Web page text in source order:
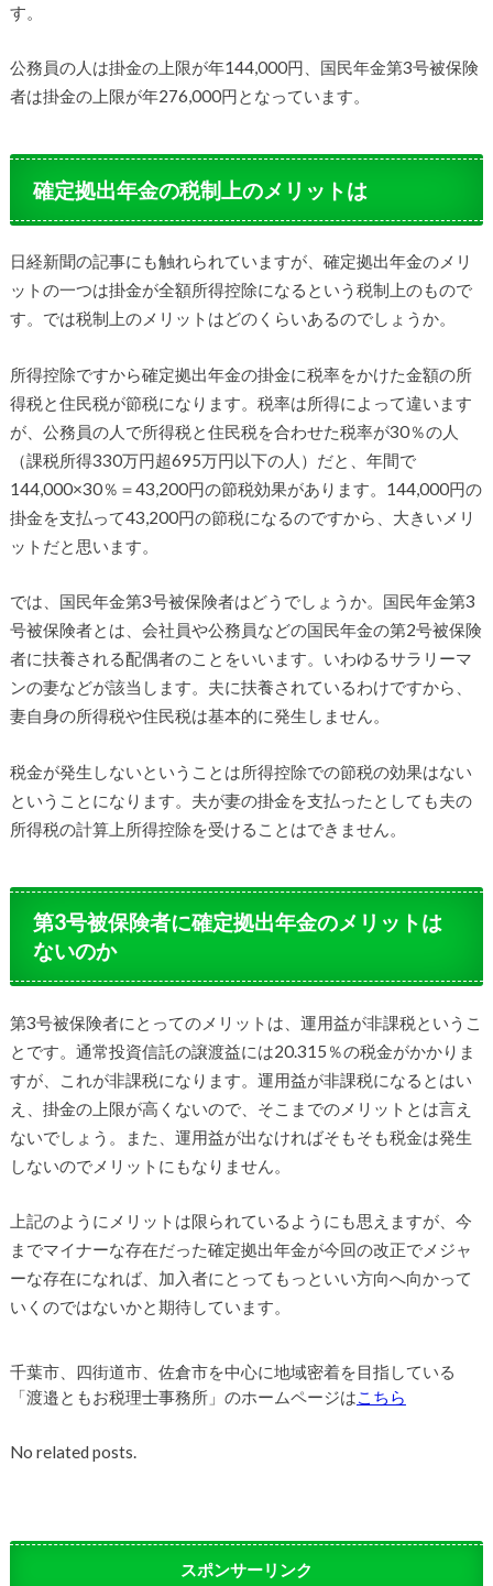
す。
公務員の人は掛金の上限が年144,000円、国民年金第3号被保険
者は掛金の上限が年276,000円となっています。
確定拠出年金の税制上のメリットは
日経新聞の記事にも触れられていますが、確定拠出年金のメリ
ットの一つは掛金が全額所得控除になるという税制上のもので
す。では税制上のメリットはどのくらいあるのでしょうか。
所得控除ですから確定拠出年金の掛金に税率をかけた金額の所
得税と住民税が節税になります。税率は所得によって違います
が、公務員の人で所得税と住民税を合わせた税率が30％の人
（課税所得330万円超695万円以下の人）だと、年間で
144,000×30％＝43,200円の節税効果があります。144,000円の
掛金を支払って43,200円の節税になるのですから、大きいメリ
ットだと思います。
では、国民年金第3号被保険者はどうでしょうか。国民年金第3
号被保険者とは、会社員や公務員などの国民年金の第2号被保険
者に扶養される配偶者のことをいいます。いわゆるサラリーマ
ンの妻などが該当します。夫に扶養されているわけですから、
妻自身の所得税や住民税は基本的に発生しません。
税金が発生しないということは所得控除での節税の効果はない
ということになります。夫が妻の掛金を支払ったとしても夫の
所得税の計算上所得控除を受けることはできません。
第3号被保険者に確定拠出年金のメリットは
ないのか
第3号被保険者にとってのメリットは、運用益が非課税というこ
とです。通常投資信託の譲渡益には20.315％の税金がかかりま
すが、これが非課税になります。運用益が非課税になるとはい
え、掛金の上限が高くないので、そこまでのメリットとは言え
ないでしょう。また、運用益が出なければそもそも税金は発生
しないのでメリットにもなりません。
上記のようにメリットは限られているようにも思えますが、今
までマイナーな存在だった確定拠出年金が今回の改正でメジャ
ーな存在になれば、加入者にとってもっといい方向へ向かって
いくのではないかと期待しています。
千葉市、四街道市、佐倉市を中心に地域密着を目指している
「渡邉ともお税理士事務所」のホームページはこちら
No related posts.
スポンサーリンク